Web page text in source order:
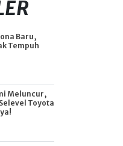
Baru,
Tempuh
Meluncur,
Toyota